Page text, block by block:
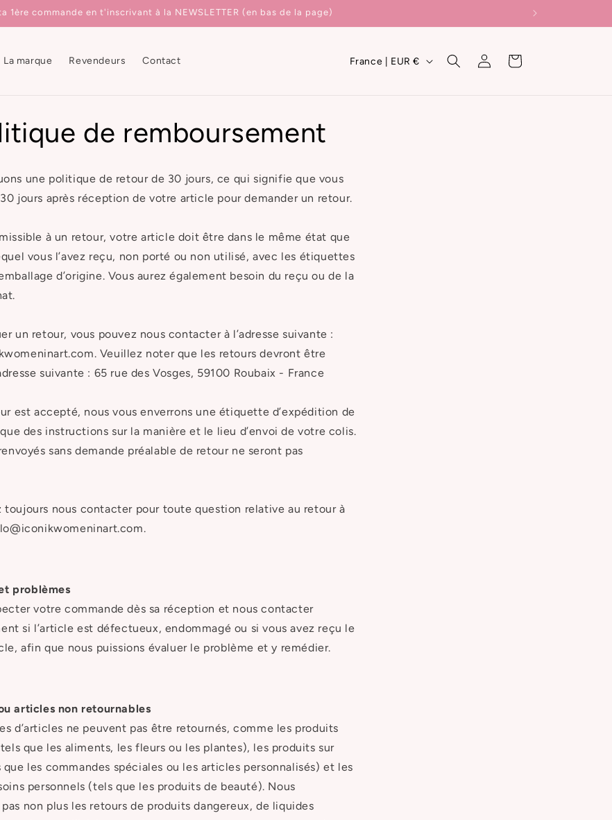
1ère commande en t'inscrivant à la NEWSLETTER (en bas de la page)
La marque Revendeurs Contact
P
é
g
i
o
n
France | EUR € ConnexionPanier
de remboursement
une politique de retour de 30 jours, ce qui signifie que vous
jours après réception de votre article pour demander un retour.
à un retour, votre article doit être dans le même état que
vous l’avez reçu, non porté ou non utilisé, avec les étiquettes
d’origine. Vous aurez également besoin du reçu ou de la
un retour, vous pouvez nous contacter à l’adresse suivante :
Veuillez noter que les retours devront être
suivante : 65 rue des Vosges, 59100 Roubaix - France
est accepté, nous vous enverrons une étiquette d’expédition de
des instructions sur la manière et le lieu d’envoi de votre colis.
sans demande préalable de retour ne seront pas
toujours nous contacter pour toute question relative au retour à
problèmes
votre commande dès sa réception et nous contacter
si l’article est défectueux, endommagé ou si vous avez reçu le
afin que nous puissions évaluer le problème et y remédier.
articles non retournables
d’articles ne peuvent pas être retournés, comme les produits
que les aliments, les fleurs ou les plantes), les produits sur
que les commandes spéciales ou les articles personnalisés) et les
personnels (tels que les produits de beauté). Nous
pas non plus les retours de produits dangereux, de liquides